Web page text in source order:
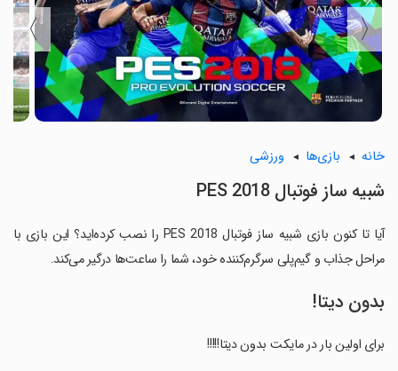
〈
〉
خانه بازی‌ها ورزشی
‏شبیه ساز فوتبال PES 2018
آیا تا کنون بازی ‏شبیه ساز فوتبال PES 2018 را نصب کرده‌اید؟ این بازی با
مراحل جذاب و گیم‌پلی سرگرم‌کننده خود، شما را ساعت‌ها درگیر می‌کند.
بدون دیتا!
‏برای اولین بار در مایکت بدون دیتا!!!!!